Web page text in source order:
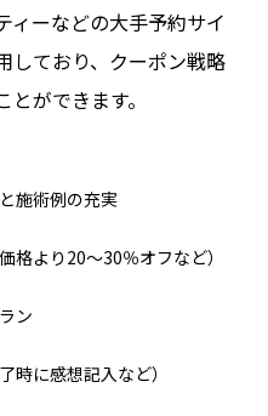
ィーなどの大手予約サイ
しており、クーポン戦略
ができます。
施術例の充実
格より20～30％オフなど）
ン
時に感想記入など）